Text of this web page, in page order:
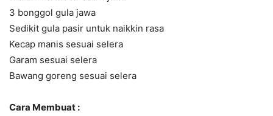
3 bonggol gula jawa
Sedikit gula pasir untuk naikkin rasa
Kecap manis sesuai selera
Garam sesuai selera
Bawang goreng sesuai selera
Cara Membuat :